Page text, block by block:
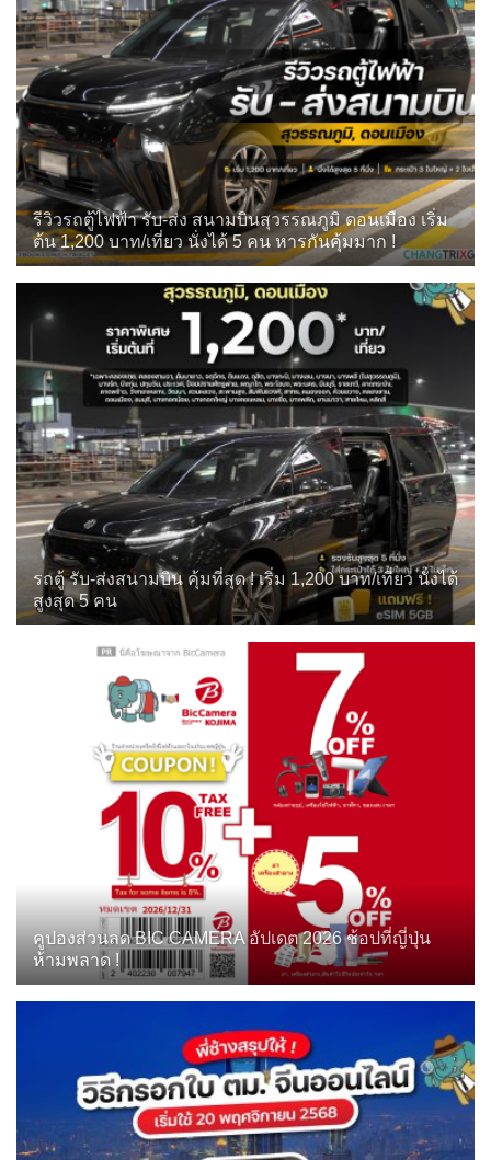
รีวิวรถตู้ไฟฟ้า รับ-ส่ง สนามบินสุวรรณภูมิ ดอนเมือง เริ่ม
ต้น 1,200 บาท/เที่ยว นั่งได้ 5 คน หารกันคุ้มมาก !
รถตู้ รับ-ส่งสนามบิน คุ้มที่สุด ! เริ่ม 1,200 บาท/เที่ยว นั่งได้
สูงสุด 5 คน
คูปองส่วนลด BIC CAMERA อัปเดต 2026 ช้อปที่ญี่ปุ่น
ห้ามพลาด !